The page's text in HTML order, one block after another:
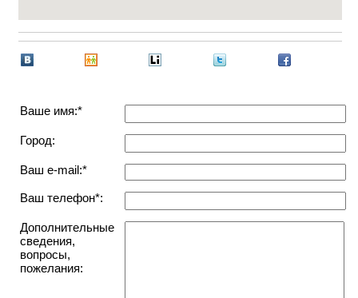
Ваше имя:*
Город:
Ваш e-mail:*
Ваш телефон*:
Дополнительные
сведения,
вопросы,
пожелания: